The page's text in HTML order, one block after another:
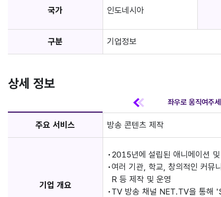
국가 인도네시아
구분 기업정보
상세 정보
주요 서비스 방송 콘텐츠 제작
기업 개요
2015년에 설립된 애니메이션
여러 기관, 학교, 창의적인 커
R 등 제작 및 운영
TV 방송 채널 NET.TV을 통해